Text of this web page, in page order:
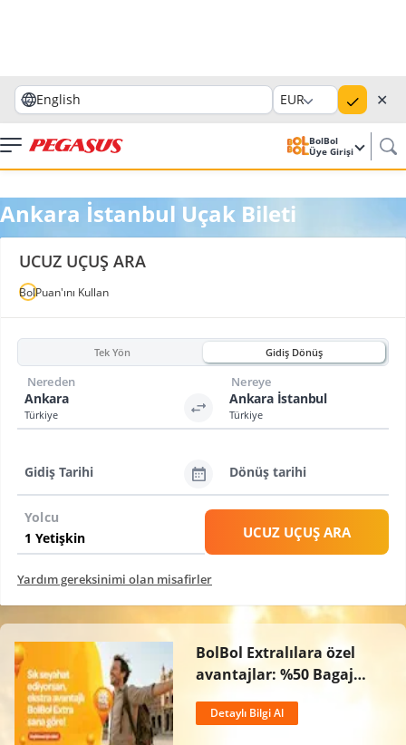
English EUR ✕
BolBol
Üye Girişi
Ankara İstanbul Uçak Bileti
UCUZ UÇUŞ ARA
BolPuan'ını Kullan
Tek Yön Gidiş Dönüş
Ankara
Türkiye
Nereden
Ankara İstanbul
Türkiye
Nereye
Gidiş Tarihi Dönüş tarihi
Yolcu
UCUZ UÇUŞ ARA
Yardım gereksinimi olan misafirler
BolBol Extralılara özel
avantajlar: %50 Bagaj
Hakkı ve 2 Kat BolPuan!
Detaylı Bilgi Al